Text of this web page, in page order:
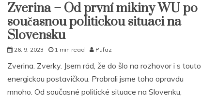
Zverina – Od první mikiny WU po
současnou politickou situaci na
Slovensku
26. 9. 2023 1 min read Pufaz
Zverina. Zverky. Jsem rád, že do šlo na rozhovor i s touto
energickou postavičkou. Probrali jsme toho opravdu
mnoho. Od současné politické situace na Slovenku,